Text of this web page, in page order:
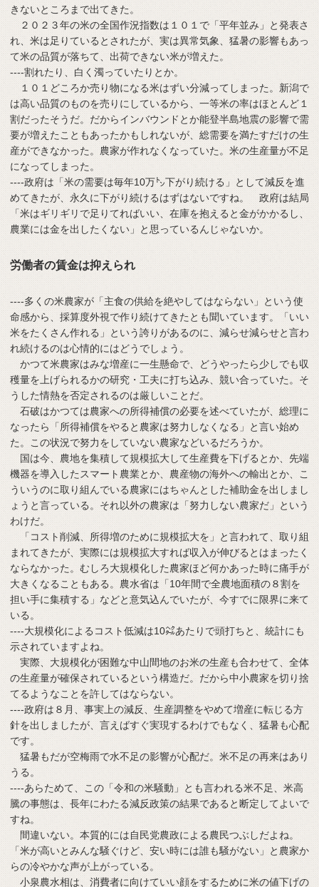
きないところまで出てきた。
２０２３年の米の全国作況指数は１０１で「平年並み」と発表さ
れ、米は足りているとされたが、実は異常気象、猛暑の影響もあっ
て米の品質が落ちて、出荷できない米が増えた。
----割れたり、白く濁っていたりとか。
１０１どころか売り物になる米はずい分減ってしまった。新潟で
は高い品質のものを売りにしているから、一等米の率はほとんど１
割だったそうだ。だからインバウンドとか能登半島地震の影響で需
要が増えたこともあったかもしれないが、総需要を満たすだけの生
産ができなかった。農家が作れなくなっていた。米の生産量が不足
になってしまった。
----政府は「米の需要は毎年10万㌧下がり続ける」として減反を進
めてきたが、永久に下がり続けるはずはないですね。 政府は結局
「米はギリギリで足りてればいい、在庫を抱えると金がかかるし、
農業には金を出したくない」と思っているんじゃないか。
労働者の賃金は抑えられ
----多くの米農家が「主食の供給を絶やしてはならない」という使
命感から、採算度外視で作り続けてきたとも聞いています。「いい
米をたくさん作れる」という誇りがあるのに、減らせ減らせと言わ
れ続けるのは心情的にはどうでしょう。
かつて米農家はみな増産に一生懸命で、どうやったら少しでも収
穫量を上げられるかの研究・工夫に打ち込み、競い合っていた。そ
うした情熱を否定されるのは厳しいことだ。
石破はかつては農家への所得補償の必要を述べていたが、総理に
なったら「所得補償をやると農家は努力しなくなる」と言い始め
た。この状況で努力をしていない農家などいるだろうか。
国は今、農地を集積して規模拡大して生産費を下げるとか、先端
機器を導入したスマート農業とか、農産物の海外への輸出とか、こ
ういうのに取り組んでいる農家にはちゃんとした補助金を出しまし
ょうと言っている。それ以外の農家は「努力しない農家だ」という
わけだ。
「コスト削減、所得増のために規模拡大を」と言われて、取り組
まれてきたが、実際には規模拡大すれば収入が伸びるとはまったく
ならなかった。むしろ大規模化した農家ほど何かあった時に痛手が
大きくなることもある。農水省は「10年間で全農地面積の８割を
担い手に集積する」などと意気込んでいたが、今すでに限界に来て
いる。
----大規模化によるコスト低減は10㌶あたりで頭打ちと、統計にも
示されていますよね。
実際、大規模化が困難な中山間地のお米の生産も合わせて、全体
の生産量が確保されているという構造だ。だから中小農家を切り捨
てるようなことを許してはならない。
----政府は８月、事実上の減反、生産調整をやめて増産に転じる方
針を出しましたが、言えばすぐ実現するわけでもなく、猛暑も心配
です。
猛暑もだが空梅雨で水不足の影響が心配だ。米不足の再来はあり
うる。
----あらためて、この「令和の米騒動」とも言われる米不足、米高
騰の事態は、長年にわたる減反政策の結果であると断定してよいで
すね。
間違いない。本質的には自民党農政による農民つぶしだよね。
「米が高いとみんな騒ぐけど、安い時には誰も騒がない」と農家か
らの冷やかな声が上がっている。
小泉農水相は、消費者に向けていい顔をするために米の値下げの